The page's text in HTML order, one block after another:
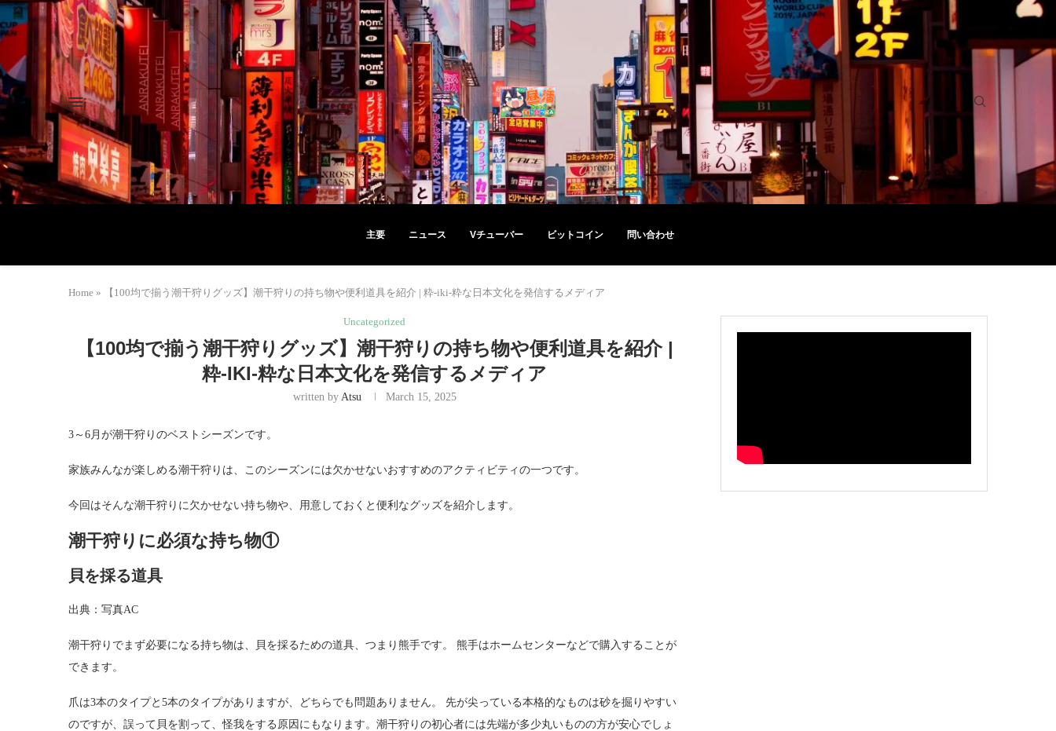
主要 ニュース Vチューバー ビットコイン 問い合わせ
Home » 【100均で揃う潮干狩りグッズ】潮干狩りの持ち物や便利道具を紹介 | 粋-iki-粋な日本文化を発信するメディア
Uncategorized
【100均で揃う潮干狩りグッズ】潮干狩りの持ち物や便利道具を紹介 |
粋-IKI-粋な日本文化を発信するメディア
written by Atsu March 15, 2025
3～6月が潮干狩りのベストシーズンです。
家族みんなが楽しめる潮干狩りは、このシーズンには欠かせないおすすめのアクティビティの一つです。
今回はそんな潮干狩りに欠かせない持ち物や、用意しておくと便利なグッズを紹介します。
潮干狩りに必須な持ち物①
貝を採る道具
出典：写真AC
潮干狩りでまず必要になる持ち物は、貝を採るための道具、つまり熊手です。 熊手はホームセンターなどで購入することが
できます。
爪は3本のタイプと5本のタイプがありますが、どちらでも問題ありません。 先が尖っている本格的なものは砂を掘りやすい
のですが、誤って貝を割って、怪我をする原因にもなります。潮干狩りの初心者には先端が多少丸いものの方が安心でしょ